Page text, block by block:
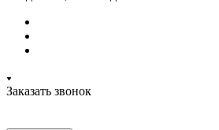
Заказать звонок